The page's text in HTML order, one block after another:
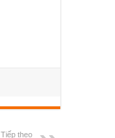
Tiếp theo